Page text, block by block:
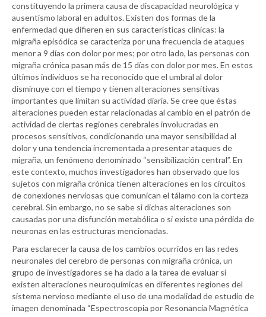
constituyendo la primera causa de discapacidad neurológica y
ausentismo laboral en adultos. Existen dos formas de la
enfermedad que difieren en sus características clínicas: la
migraña episódica se caracteriza por una frecuencia de ataques
menor a 9 días con dolor por mes; por otro lado, las personas con
migraña crónica pasan más de 15 días con dolor por mes. En estos
últimos individuos se ha reconocido que el umbral al dolor
disminuye con el tiempo y tienen alteraciones sensitivas
importantes que limitan su actividad diaria. Se cree que éstas
alteraciones pueden estar relacionadas al cambio en el patrón de
actividad de ciertas regiones cerebrales involucradas en
procesos sensitivos, condicionando una mayor sensibilidad al
dolor y una tendencia incrementada a presentar ataques de
migraña, un fenómeno denominado “sensibilización central”. En
este contexto, muchos investigadores han observado que los
sujetos con migraña crónica tienen alteraciones en los circuitos
de conexiones nerviosas que comunican el tálamo con la corteza
cerebral. Sin embargo, no se sabe si dichas alteraciones son
causadas por una disfunción metabólica o si existe una pérdida de
neuronas en las estructuras mencionadas.
Para esclarecer la causa de los cambios ocurridos en las redes
neuronales del cerebro de personas con migraña crónica, un
grupo de investigadores se ha dado a la tarea de evaluar si
existen alteraciones neuroquímicas en diferentes regiones del
sistema nervioso mediante el uso de una modalidad de estudio de
imagen denominada “Espectroscopia por Resonancia Magnética